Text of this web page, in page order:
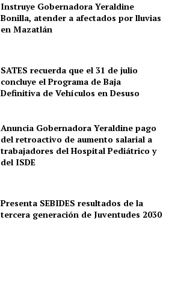
Instruye Gobernadora Yeraldine
Bonilla, atender a afectados por lluvias
en Mazatlán
SATES recuerda que el 31 de julio
concluye el Programa de Baja
Definitiva de Vehículos en Desuso
Anuncia Gobernadora Yeraldine pago
del retroactivo de aumento salarial a
trabajadores del Hospital Pediátrico y
del ISDE
Presenta SEBIDES resultados de la
tercera generación de Juventudes 2030